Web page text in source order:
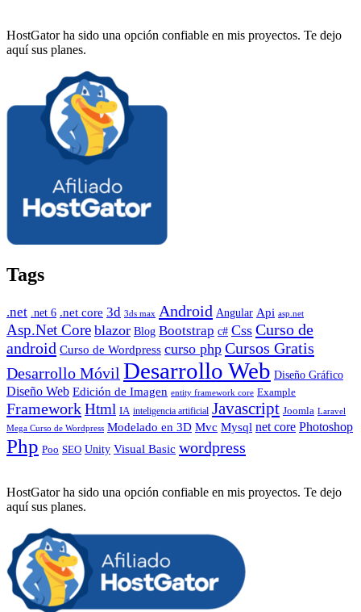
HostGator ha sido una opción confiable en mis proyectos. Te dejo
aquí sus planes.
Tags
.net .net 6 .net core 3d 3ds max Android Angular Api asp.net
Asp.Net Core blazor Blog Bootstrap c# Css Curso de
android Curso de Wordpress curso php Cursos Gratis
Desarrollo Móvil Desarrollo Web Diseño Gráfico
Diseño Web Edición de Imagen entity framework core Example
FrameworkHtml IA inteligencia artificial Javascript Joomla Laravel
Mega Curso de Wordpress Modelado en 3D Mvc Mysql net core Photoshop
Php Poo SEO Unity Visual Basic wordpress
HostGator ha sido una opción confiable en mis proyectos. Te dejo
aquí sus planes.